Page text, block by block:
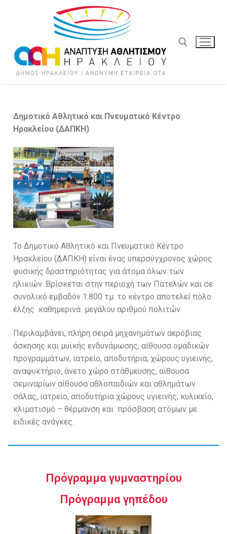
Δημοτικό Αθλητικό και Πνευματικό Κέντρο
Ηρακλείου (ΔΑΠΚΗ)
Το Δημοτικό Αθλητικό και Πνευματικό Κέντρο
Ηρακλείου (ΔΑΠΚΗ) είναι ένας υπερσύγχρονος χώρος
φυσικής δραστηριότητας για άτομα όλων των
ηλικιών. Βρίσκεται στην περιοχή των Πατελών και σε
συνολικό εμβαδόν 1.800 τμ. το κέντρο αποτελεί πόλο
έλξης καθημερινά μεγάλου αριθμού πολιτών.
Περιλαμβάνει, πλήρη σειρά μηχανημάτων αερόβιας
άσκησης και μυϊκής ενδυνάμωσης, αίθουσα ομαδικών
προγραμμάτων, ιατρείο, αποδυτήρια, χώρους υγιεινής,
αναψυκτήριο, άνετο χώρο στάθμευσης, αίθουσα
σεμιναρίων αίθουσα αθλοπαιδιών και αθλημάτων
σάλας, ιατρείο, αποδυτήρια χώρους υγιεινής, κυλικείο,
κλιματισμό – θέρμανση και πρόσβαση ατόμων με
ειδικές ανάγκες.
Πρόγραμμα γυμναστηρίου
Πρόγραμμα γηπέδου